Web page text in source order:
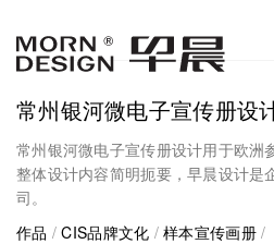
常州银河微电子宣传册设
常州银河微电子宣传册设计用于欧洲
整体设计内容简明扼要，早晨设计是
司。
作品 /CIS品牌文化 /样本宣传画册/